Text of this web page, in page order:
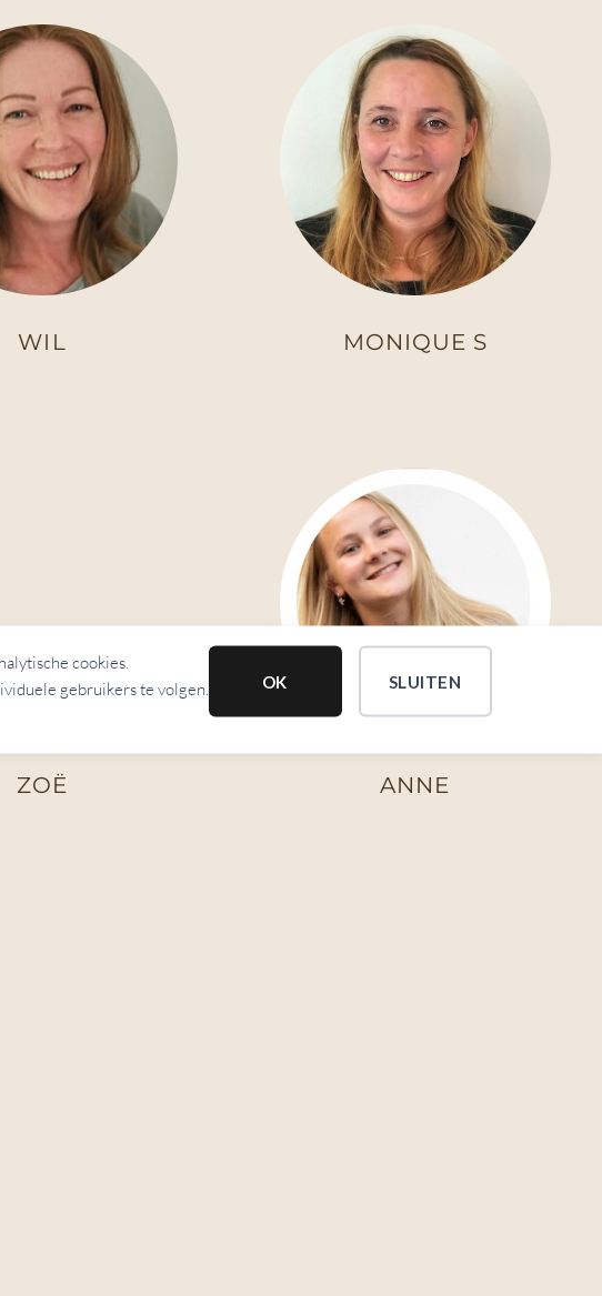
cookies.
gebruikers te volgen.
OK SLUITEN
WIL MONIQUE S
ZOË ANNE